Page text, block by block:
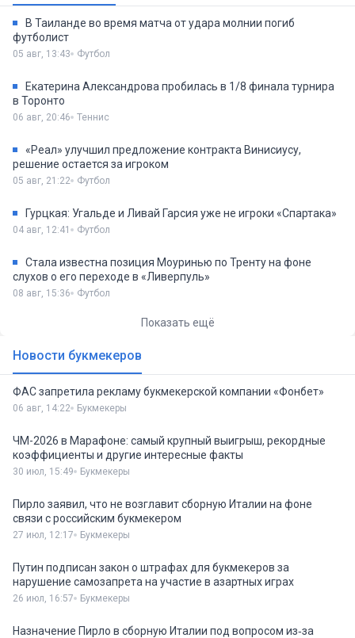
В Таиланде во время матча от удара молнии погиб
футболист
05 авг, 13:43 Футбол
Екатерина Александрова пробилась в 1/8 финала турнира
в Торонто
06 авг, 20:46 Теннис
«Реал» улучшил предложение контракта Винисиусу,
решение остается за игроком
05 авг, 21:22 Футбол
Гурцкая: Угальде и Ливай Гарсия уже не игроки «Спартака»
04 авг, 12:41 Футбол
Стала известна позиция Моуринью по Тренту на фоне
слухов о его переходе в «Ливерпуль»
08 авг, 15:36 Футбол
Показать ещё
Новости букмекеров
ФАС запретила рекламу букмекерской компании «Фонбет»
06 авг, 14:22 Букмекеры
ЧМ-2026 в Марафоне: самый крупный выигрыш, рекордные
коэффициенты и другие интересные факты
30 июл, 15:49 Букмекеры
Пирло заявил, что не возглавит сборную Италии на фоне
связи с российским букмекером
27 июл, 12:17 Букмекеры
Путин подписан закон о штрафах для букмекеров за
нарушение самозапрета на участие в азартных играх
26 июл, 16:57 Букмекеры
Назначение Пирло в сборную Италии под вопросом из‑за